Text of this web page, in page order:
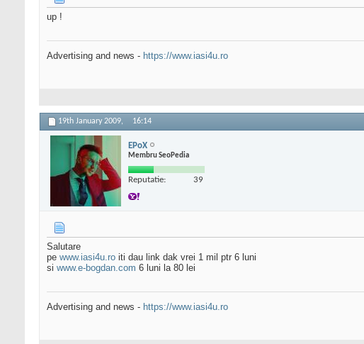
up !
Advertising and news - https://www.iasi4u.ro
19th January 2009, 16:14
EPoX
Membru SeoPedia
Reputatie: 39
Salutare
pe www.iasi4u.ro iti dau link dak vrei 1 mil ptr 6 luni
si www.e-bogdan.com 6 luni la 80 lei
Advertising and news - https://www.iasi4u.ro